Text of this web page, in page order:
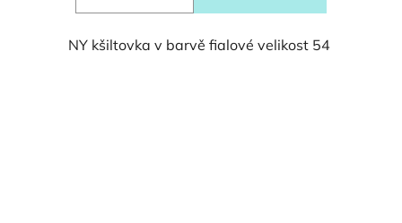
NY kšiltovka v barvě fialové velikost 54